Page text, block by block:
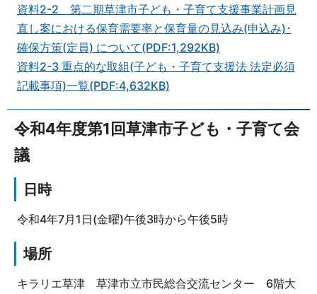
資料2-2 第二期草津市子ども・子育て支援事業計画見
直し案における保育需要率と保育量の見込み(申込み)･
確保方策(定員) について(PDF:1,292KB)
資料2-3 重点的な取組(子ども・子育て支援法 法定必須
記載事項)一覧(PDF:4,632KB)
令和4年度第1回草津市子ども・子育て会
議
日時
令和4年7月1日(金曜)午後3時から午後5時
場所
キラリエ草津 草津市立市民総合交流センター 6階大